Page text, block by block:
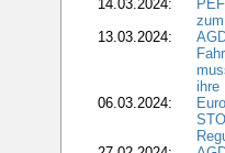
14.03.2024:
13.03.2024:
ihre
06.03.2024: